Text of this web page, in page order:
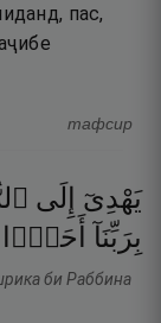
пас,
тафсир
يَهْدِىٓ إِلَى
بِرَبِّنَآ
أَحَدًۭا
би Раббина